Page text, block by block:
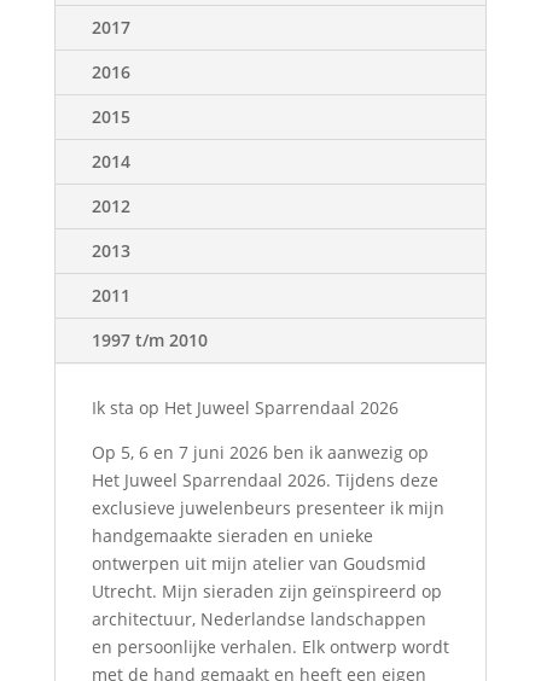
2017
2016
2015
2014
2012
2013
2011
1997 t/m 2010
Ik sta op Het Juweel Sparrendaal 2026
Op 5, 6 en 7 juni 2026 ben ik aanwezig op
Het Juweel Sparrendaal 2026. Tijdens deze
exclusieve juwelenbeurs presenteer ik mijn
handgemaakte sieraden en unieke
ontwerpen uit mijn atelier van Goudsmid
Utrecht. Mijn sieraden zijn geïnspireerd op
architectuur, Nederlandse landschappen
en persoonlijke verhalen. Elk ontwerp wordt
met de hand gemaakt en heeft een eigen